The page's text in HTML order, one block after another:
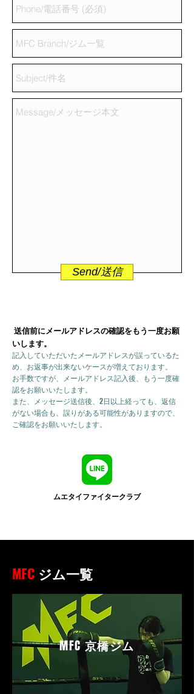
Send/送信
送信前にメールアドレスの確認をもう一度お願
いします。
記入していただいたメールアドレスが誤っているた
め、お返事が出来ないケースが増えております。
お手数ですが、メールアドレス記入後、もう一度確
認をお願いいたします。
また、メッセージ送信後、2日以上経っても、返信
がない場合も、誤りがある可能性がありますので、
ご確認をお願いいたします。
ムエタイファイタークラブ
MFC ジム一覧
MFC京橋ジム